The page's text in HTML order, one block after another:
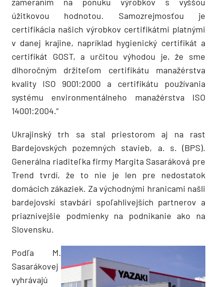
úžitkovou hodnotou. Samozrejmosťou je
certifikácia našich výrobkov certifikátmi platnými
v danej krajine, napríklad hygienický certifikát a
certifikát GOST, a určitou výhodou je, že sme
dlhoročným držiteľom certifikátu manažérstva
kvality ISO 9001:2000 a certifikátu používania
systému environmentálneho manažérstva ISO
14001:2004.“
Ukrajinský trh sa stal priestorom aj na rast
Bardejovských pozemných stavieb, a. s. (BPS).
Generálna riaditeľka firmy Margita Sasaráková pre
Trend tvrdí, že to nie je len pre nedostatok
domácich zákaziek. Za východnými hranicami našli
bardejovskí stavbári spoľahlivejších partnerov a
priaznivejšie podmienky na podnikanie ako na
Slovensku.
Podľa M.
Sasarákovej
vyhrávajú